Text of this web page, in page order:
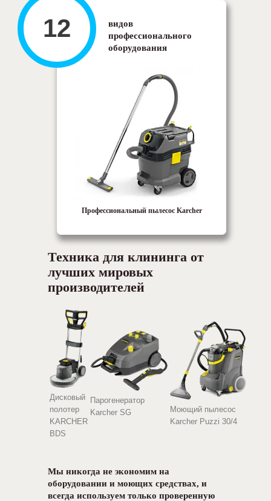
видов
профессионального
оборудования
12
Профессиональный пылесос Karcher
Техника для клининга от
лучших мировых
производителей
Дисковый
полотер
KARCHER
BDS
Парогенератор
Karcher SG
Моющий пылесос
Karcher Puzzi 30/4
Мы никогда не экономим на
оборудовании и моющих средствах, и
всегда используем только проверенную